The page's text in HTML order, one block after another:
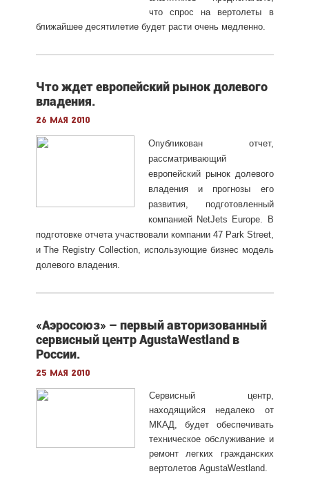
что спрос на вертолеты в
ближайшее десятилетие будет расти очень медленно.
Что ждет европейский рынок долевого
владения.
26 мая 2010
Опубликован отчет,
рассматривающий
европейский рынок долевого
владения и прогнозы его
развития, подготовленный
компанией NetJets Europe. В
подготовке отчета участвовали компании 47 Park Street,
и The Registry Collection, использующие бизнес модель
долевого владения.
«Аэросоюз» – первый авторизованный
сервисный центр AgustaWestland в
России.
25 мая 2010
Сервисный центр,
находящийся недалеко от
МКАД, будет обеспечивать
техническое обслуживание и
ремонт легких гражданских
вертолетов AgustaWestland.